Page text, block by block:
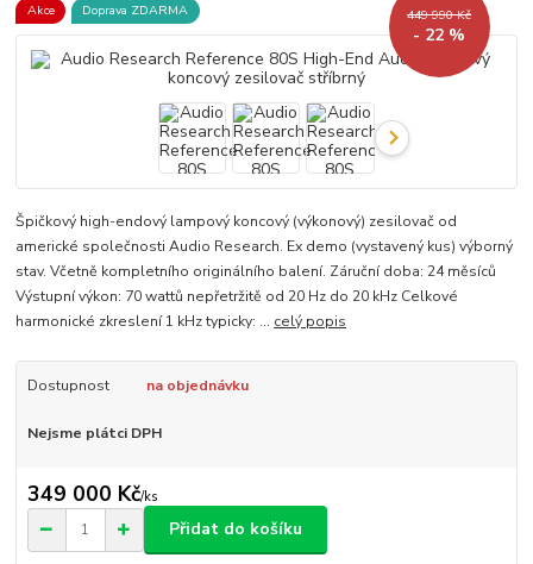
Akce Doprava ZDARMA 449 990 Kč
- 22 %
Špičkový high-endový lampový koncový (výkonový) zesilovač od
americké společnosti Audio Research. Ex demo (vystavený kus) výborný
stav. Včetně kompletního originálního balení. Záruční doba: 24 měsíců
Výstupní výkon: 70 wattů nepřetržitě od 20 Hz do 20 kHz Celkové
harmonické zkreslení 1 kHz typicky: ... celý popis
Dostupnost na objednávku
Nejsme plátci DPH
349 000 Kč/ks
Přidat do košíku